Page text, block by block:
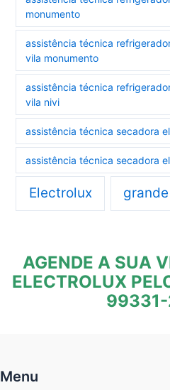
monumento
assistência técnica
vila monumento
assistência técnica
vila nivi
assistência técnica secadora
assistência técnica secadora
Electrolux
AGENDE A SUA
ELECTROLUX
Menu